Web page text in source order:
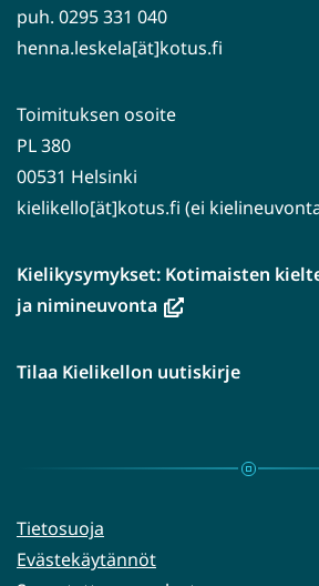
puh. 0295 331 040
henna.leskela[ät]kotus.fi
Toimituksen osoite
PL 380
00531 Helsinki
kielikello[ät]kotus.fi (ei
Kielikysymykset: Kotimaisten
ja nimineuvonta(avautuu
ikkunaan,
palveluun)
Tilaa Kielikellon uutiskirje
Tietosuoja
Evästekäytännöt